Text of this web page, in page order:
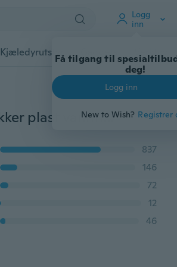
Logg
inn
Få tilgang til
deg!
Logg inn
New to Wish? Registrer
Kjæledyrutstyr Gadgets Verktøy
500ML Candy Colour Portable Scrub Lekkasjesikker plast vannflaske Utendørs Travel Sport Drinkware
837
146
72
12
46